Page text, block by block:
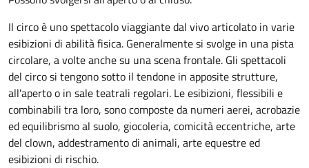
Il circo è uno spettacolo viaggiante dal vivo articolato in varie
esibizioni di abilità fisica. Generalmente si svolge in una pista
circolare, a volte anche su una scena frontale. Gli spettacoli
del circo si tengono sotto il tendone in apposite strutture,
all'aperto o in sale teatrali regolari. Le esibizioni, flessibili e
combinabili tra loro, sono composte da numeri aerei, acrobazie
ed equilibrismo al suolo, giocoleria, comicità eccentriche, arte
del clown, addestramento di animali, arte equestre ed
esibizioni di rischio.